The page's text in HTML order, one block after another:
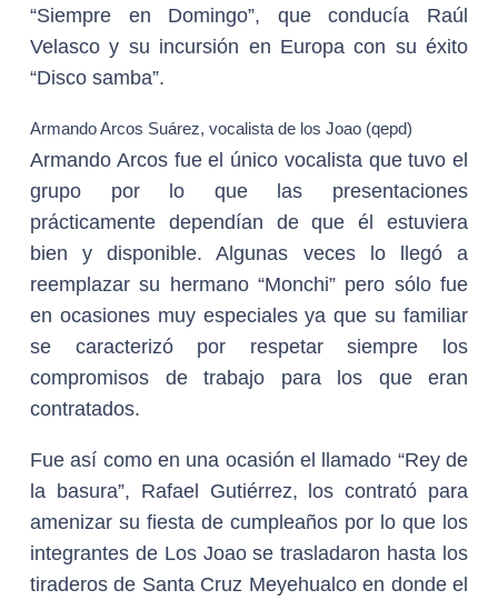
“Siempre en Domingo”, que conducía Raúl
Velasco y su incursión en Europa con su éxito
“Disco samba”.
Armando Arcos Suárez, vocalista de los Joao (qepd)
Armando Arcos fue el único vocalista que tuvo el
grupo por lo que las presentaciones
prácticamente dependían de que él estuviera
bien y disponible. Algunas veces lo llegó a
reemplazar su hermano “Monchi” pero sólo fue
en ocasiones muy especiales ya que su familiar
se caracterizó por respetar siempre los
compromisos de trabajo para los que eran
contratados.
Fue así como en una ocasión el llamado “Rey de
la basura”, Rafael Gutiérrez, los contrató para
amenizar su fiesta de cumpleaños por lo que los
integrantes de Los Joao se trasladaron hasta los
tiraderos de Santa Cruz Meyehualco en donde el